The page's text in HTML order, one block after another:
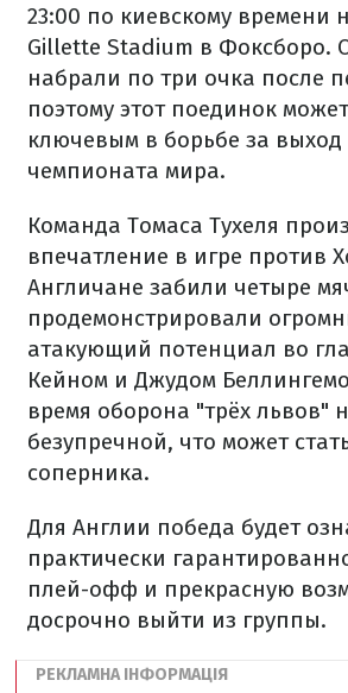
23:00 по киевскому времени
Gillette Stadium в Фоксборо.
набрали по три очка после
поэтому этот поединок
ключевым в борьбе за
чемпионата мира.
Команда Томаса Тухеля
впечатление в игре против
Англичане забили четыре
продемонстрировали
атакующий потенциал во
Кейном и Джудом
время оборона "трёх львов"
безупречной, что может
соперника.
Для Англии победа будет
практически
плей-офф и прекрасную
досрочно выйти из группы.